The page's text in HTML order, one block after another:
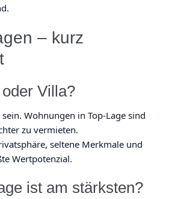
– kurz
Villa?
Wohnungen in Top-Lage sind
zu vermieten.
seltene Merkmale und
Wertpotenzial.
ist am stärksten?